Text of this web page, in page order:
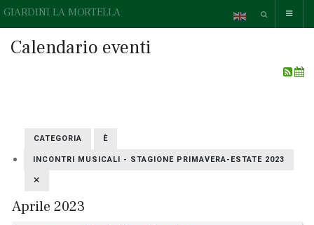
GIARDINI LA MORTELLA
Calendario eventi
CATEGORIA È
INCONTRI MUSICALI - STAGIONE PRIMAVERA-ESTATE 2023
Aprile 2023